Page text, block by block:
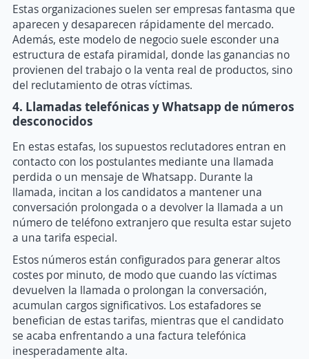
Estas organizaciones suelen ser empresas fantasma que
aparecen y desaparecen rápidamente del mercado.
Además, este modelo de negocio suele esconder una
estructura de estafa piramidal, donde las ganancias no
provienen del trabajo o la venta real de productos, sino
del reclutamiento de otras víctimas.
4. Llamadas telefónicas y Whatsapp de números
desconocidos
En estas estafas, los supuestos reclutadores entran en
contacto con los postulantes mediante una llamada
perdida o un mensaje de Whatsapp. Durante la
llamada, incitan a los candidatos a mantener una
conversación prolongada o a devolver la llamada a un
número de teléfono extranjero que resulta estar sujeto
a una tarifa especial.
Estos números están configurados para generar altos
costes por minuto, de modo que cuando las víctimas
devuelven la llamada o prolongan la conversación,
acumulan cargos significativos. Los estafadores se
benefician de estas tarifas, mientras que el candidato
se acaba enfrentando a una factura telefónica
inesperadamente alta.